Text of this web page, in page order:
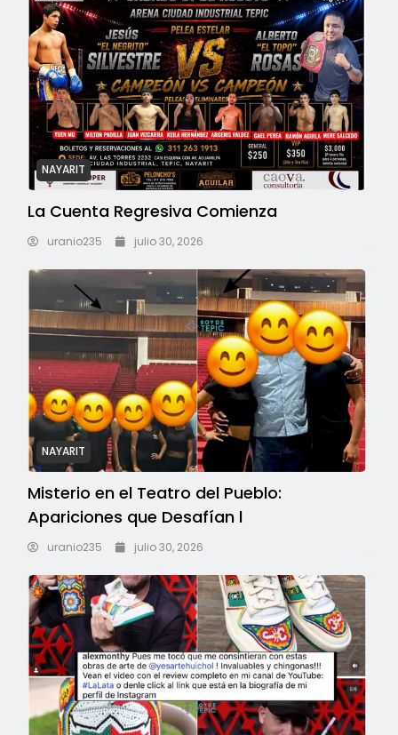
NAYARIT
La Cuenta Regresiva Comienza
uranio235 julio 30, 2026
NAYARIT
Misterio en el Teatro del Pueblo:
Apariciones que Desafían l
uranio235 julio 30, 2026